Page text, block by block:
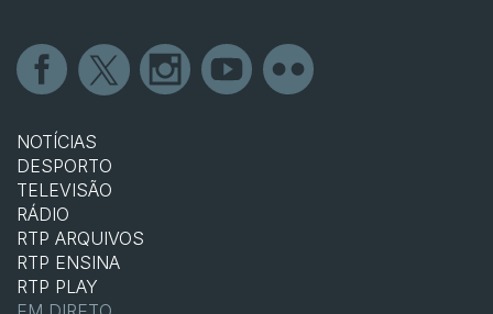
NOTÍCIAS
DESPORTO
TELEVISÃO
RÁDIO
RTP ARQUIVOS
RTP ENSINA
RTP PLAY